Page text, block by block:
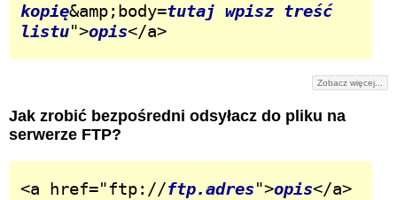
kopię&amp;body=tutaj wpisz treść
listu">opis</a>
Zobacz więcej...
Jak zrobić bezpośredni odsyłacz do pliku na
serwerze FTP?
<a href="ftp://ftp.adres">opis</a>